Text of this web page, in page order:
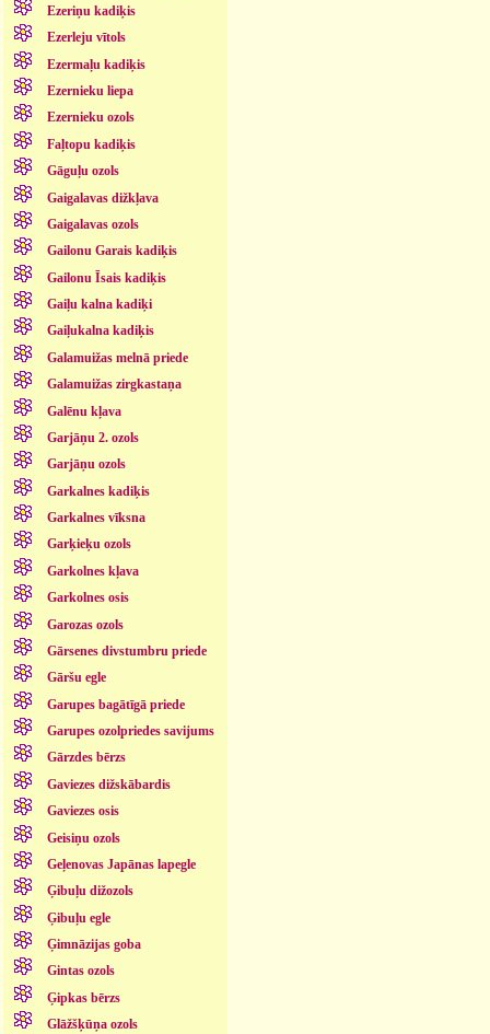
Ezeriņu kadiķis
Ezerleju vītols
Ezermaļu kadiķis
Ezernieku liepa
Ezernieku ozols
Faļtopu kadiķis
Gāguļu ozols
Gaigalavas dižkļava
Gaigalavas ozols
Gailonu Garais kadiķis
Gailonu Īsais kadiķis
Gaiļu kalna kadiķi
Gaiļukalna kadiķis
Galamuižas melnā priede
Galamuižas zirgkastaņa
Galēnu kļava
Garjāņu 2. ozols
Garjāņu ozols
Garkalnes kadiķis
Garkalnes vīksna
Garķieķu ozols
Garkolnes kļava
Garkolnes osis
Garozas ozols
Gārsenes divstumbru priede
Gāršu egle
Garupes bagātīgā priede
Garupes ozolpriedes savijums
Gārzdes bērzs
Gaviezes dižskābardis
Gaviezes osis
Geisiņu ozols
Geļenovas Japānas lapegle
Ģibuļu dižozols
Ģibuļu egle
Ģimnāzijas goba
Gintas ozols
Ģipkas bērzs
Glāžšķūņa ozols